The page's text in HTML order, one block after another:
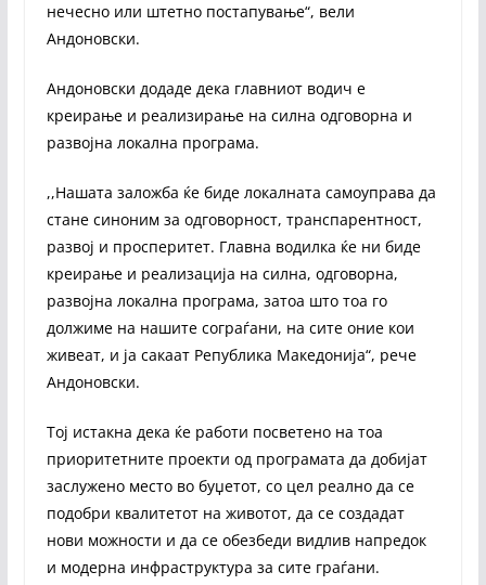
нечесно или штетно постапување“, вели
Андоновски.
Андоновски додаде дека главниот водич е
креирање и реализирање на силна одговорна и
развојна локална програма.
,,Нашата заложба ќе биде локалната самоуправа да
стане синоним за одговорност, транспарентност,
развој и просперитет. Главна водилка ќе ни биде
креирање и реализација на силна, одговорна,
развојна локална програма, затоа што тоа го
должиме на нашите сограѓани, на сите оние кои
живеат, и ја сакаат Република Македонија“, рече
Андоновски.
Тој истакна дека ќе работи посветено на тоа
приоритетните проекти од програмата да добијат
заслужено место во буџетот, со цел реално да се
подобри квалитетот на животот, да се создадат
нови можности и да се обезбеди видлив напредок
и модерна инфраструктура за сите граѓани.